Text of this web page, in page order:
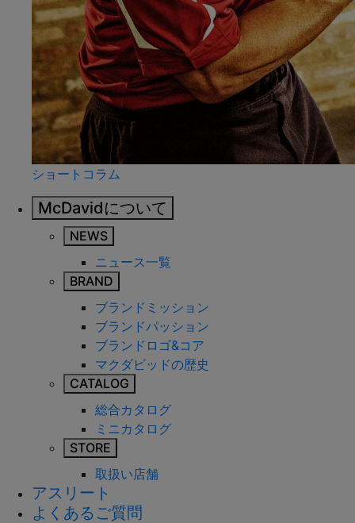
ショートコラム
McDavidについて
NEWS
ニュース一覧
BRAND
ブランドミッション
ブランドパッション
ブランドロゴ&コア
マクダビッドの歴史
CATALOG
総合カタログ
ミニカタログ
STORE
取扱い店舗
アスリート
よくあるご質問